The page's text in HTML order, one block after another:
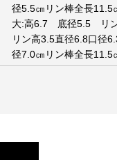
径5.5㎝リン棒全長11.5
大:高6.7 底径5.5 リ
リン高3.5直径6.8口径
径7.0㎝リン棒全長11.5